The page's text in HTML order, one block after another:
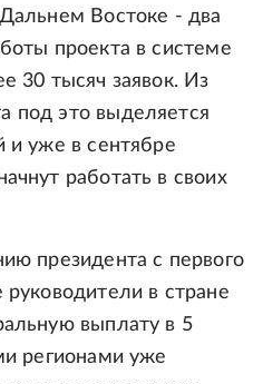
Востоке - два
проекта в системе
30 тысяч заявок. Из
под это выделяется
и уже в сентябре
работать в своих
президента с первого
в стране
выплату в 5
регионами уже